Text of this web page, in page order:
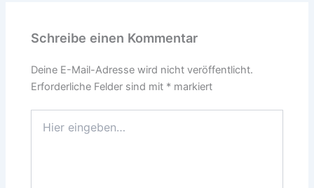
Schreibe einen Kommentar
Deine E-Mail-Adresse wird nicht veröffentlicht.
Erforderliche Felder sind mit * markiert
eingeben…